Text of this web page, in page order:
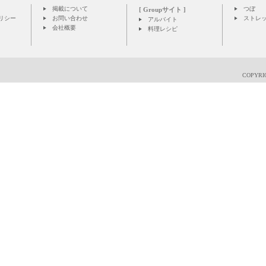
シー
掲載について
お問い合わせ
会社概要
[ Groupサイト ]
アルバイト
料理レシピ
つぼ
ストレ